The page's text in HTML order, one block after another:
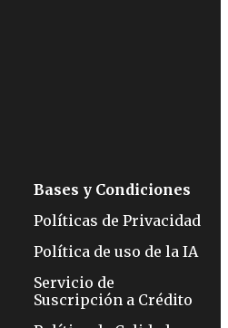
Bases y Condiciones
Políticas de Privacidad
Política de uso de la IA
Servicio de
Suscripción a Crédito